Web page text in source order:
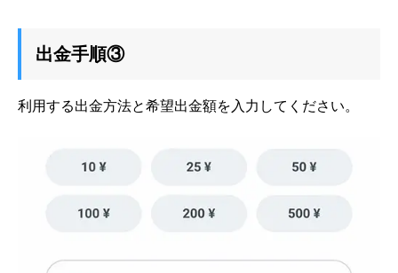
出金手順③
利用する出金方法と希望出金額を入力してください。